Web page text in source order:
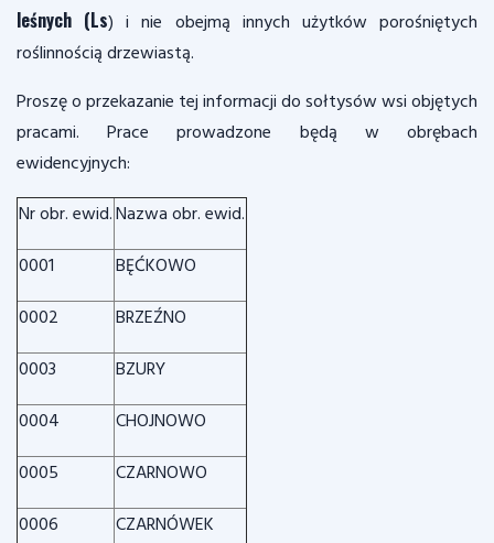
leśnych (Ls) i nie obejmą innych użytków porośniętych
roślinnością drzewiastą.
Proszę o przekazanie tej informacji do sołtysów wsi objętych
pracami. Prace prowadzone będą w obrębach
ewidencyjnych:
Nr obr. ewid.Nazwa obr. ewid.
0001
BĘĆKOWO
0002
BRZEŹNO
0003
BZURY
0004
CHOJNOWO
0005
CZARNOWO
0006
CZARNÓWEK